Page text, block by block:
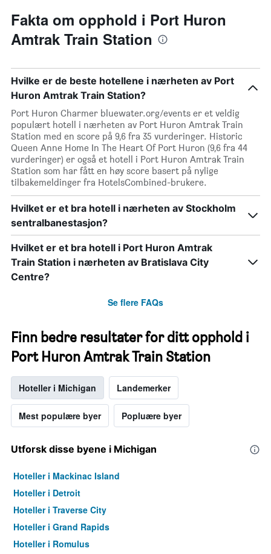
Fakta om opphold i Port Huron
Amtrak Train Station
Hvilke er de beste hotellene i nærheten av Port
Huron Amtrak Train Station?
Port Huron Charmer bluewater.org/events er et veldig
populært hotell i nærheten av Port Huron Amtrak Train
Station med en score på 9,6 fra 35 vurderinger. Historic
Queen Anne Home In The Heart Of Port Huron (9,6 fra 44
vurderinger) er også et hotell i Port Huron Amtrak Train
Station som har fått en høy score basert på nylige
tilbakemeldinger fra HotelsCombined-brukere.
Hvilket er et bra hotell i nærheten av Stockholm
sentralbanestasjon?
Hvilket er et bra hotell i Port Huron Amtrak
Train Station i nærheten av Bratislava City
Centre?
Se flere FAQs
Finn bedre resultater for ditt opphold i
Port Huron Amtrak Train Station
Hoteller i Michigan Landemerker
Mest populære byer Popluære byer
Utforsk disse byene i Michigan
Hoteller i Mackinac Island
Hoteller i Detroit
Hoteller i Traverse City
Hoteller i Grand Rapids
Hoteller i Romulus